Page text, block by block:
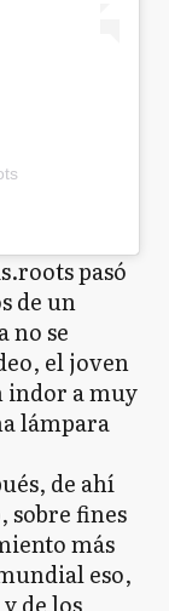
pasó
de un
no se
el joven
indor a muy
lámpara
de ahí
sobre fines
más
eso,